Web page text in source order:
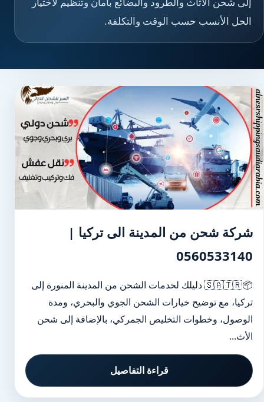
الحل الأنسب حسب الوقت والتكلفة.
شركة شحن من المدينة الى تركيا |
0560533140
📦🇸🇦🇹🇷 دليلك لخدمات الشحن من المدينة المنورة إلى
تركيا، مع توضيح خيارات الشحن الجوي والبحري، ومدة
الوصول، وخطوات التخليص الجمركي، بالإضافة إلى شحن
الأث...
قراءة التفاصيل